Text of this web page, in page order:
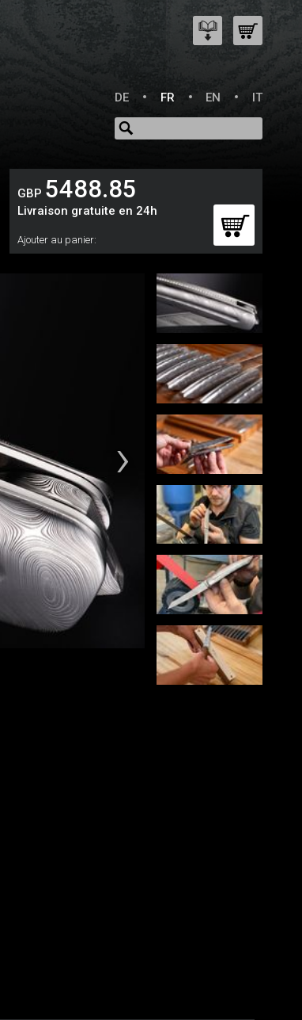
DE
FR EN IT
GBP 5488.85
Livraison gratuite en 24h
Ajouter au panier: